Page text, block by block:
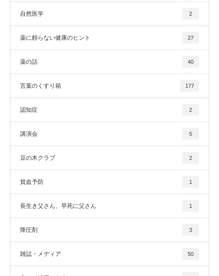
自然医学 2
薬に頼らない健康のヒント 27
薬の話 40
言葉のくすり箱 177
認知症 2
講演会 5
豆の木クラブ 2
貧血予防 1
長生き父さん、早死に父さん 1
降圧剤 3
雑誌・メディア 50